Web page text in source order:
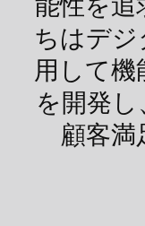
ちはデ
用して
を開発し
顧客満